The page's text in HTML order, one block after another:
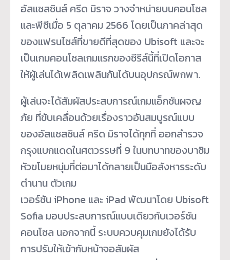
อัสแซสซินส์ ครีด มิราจ วางจำหน่ายบนคอนโซล
และพีซีเมื่อ 5 ตุลาคม 2566 โดยเป็นภาคล่าสุด
ของแฟรนไชส์ที่ขายดีที่สุดของ Ubisoft และจะ
เป็นเกมคอนโซลเกมแรกของซีรีส์นี้ที่เปิดโอกาส
ให้ผู้เล่นได้เพลิดเพลินกันได้บนอุปกรณ์พกพา.
ผู้เล่นจะได้สัมผัสประสบการณ์เกมแอ็กชันผจญ
ภัย ที่ขับเคลื่อนด้วยเรื่องราวอันสมบูรณ์แบบ
ของอัสแซสซินส์ ครีด มิราจได้ทุกที่ ออกสำรวจ
กรุงแบกแดดในศตวรรษที่ 9 ในบทบาทของบาซิม
หัวขโมยหนุ่มที่ต่อมาได้กลายเป็นมือสังหารระดับ
ตำนาน ตัวเกม
เวอร์ชัน iPhone และ iPad พัฒนาโดย Ubisoft
Sofia มอบประสบการณ์แบบเดียวกับเวอร์ชัน
คอนโซล นอกจากนี้ ระบบควบคุมเกมยังได้รับ
การปรับให้เข้ากับหน้าจอสัมผัส